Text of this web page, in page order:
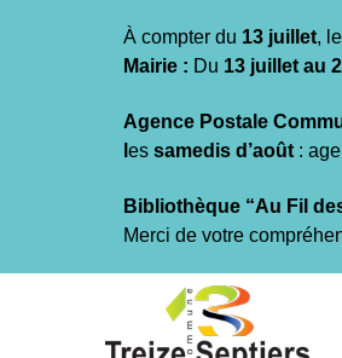
À compter du 13 juillet,
Mairie : Du 13 juillet au
Agence Postale
es samedis d’août :
Bibliothèque “Au Fil
Merci de votre